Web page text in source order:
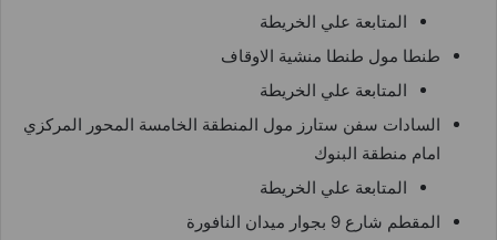
المتابعة علي الخريطة
طنطا مول طنطا منشية الاوقاف
المتابعة علي الخريطة
السادات سفن ستارز مول المنطقة الخامسة المحور المركزي
امام منطقة البنوك
المتابعة علي الخريطة
المقطم شارع 9 بجوار ميدان النافورة